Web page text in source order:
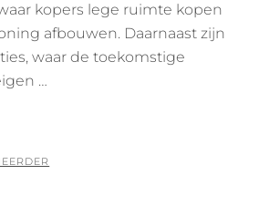
kopers lege ruimte kopen
afbouwen. Daarnaast zijn
waar de toekomstige
…